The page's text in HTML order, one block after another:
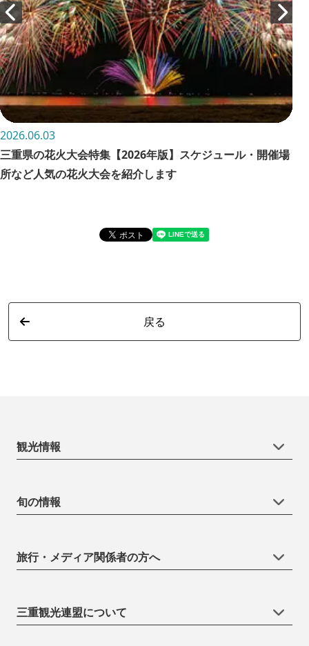
2026.06.03
三重県の花火大会特集【2026年版】スケジュール・開催場
所など人気の花火大会を紹介します
戻る
観光情報
旬の情報
旅行・メディア関係者の方へ
三重観光連盟について